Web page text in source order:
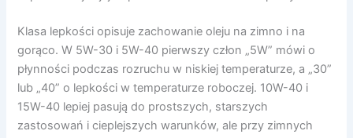
Klasa lepkości opisuje zachowanie oleju na zimno i na
gorąco. W 5W-30 i 5W-40 pierwszy człon „5W” mówi o
płynności podczas rozruchu w niskiej temperaturze, a „30”
lub „40” o lepkości w temperaturze roboczej. 10W-40 i
15W-40 lepiej pasują do prostszych, starszych
zastosowań i cieplejszych warunków, ale przy zimnych